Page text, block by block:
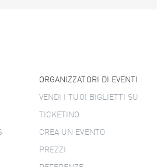
ORGANIZZATORI DI EVENTI
VENDI I TUOI BIGLIETTI SU
TICKETINO
CREA UN EVENTO
PREZZI